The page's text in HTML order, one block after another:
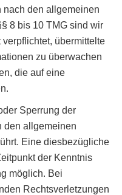
den allgemeinen
8 bis 10 TMG sind wir
übermittelte
zu überwachen
die auf eine
Sperrung der
den allgemeinen
Eine diesbezügliche
der Kenntnis
möglich. Bei
Rechtsverletzungen